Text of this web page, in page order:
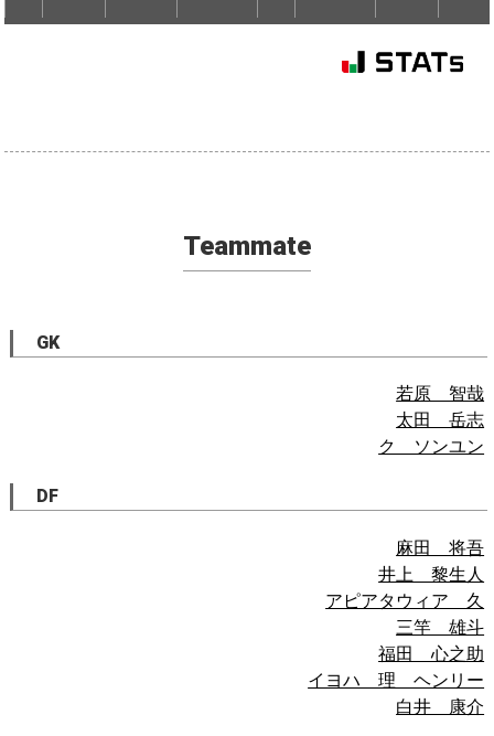
Teammate
GK
若原 智哉
太田 岳志
ク ソンユン
DF
麻田 将吾
井上 黎生人
アピアタウィア 久
三竿 雄斗
福田 心之助
イヨハ 理 ヘンリー
白井 康介